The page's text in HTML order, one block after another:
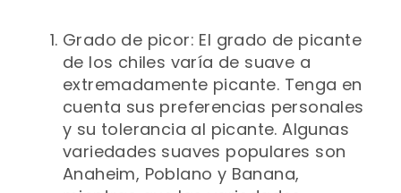
Grado de picor: El grado de picante
de los chiles varía de suave a
extremadamente picante. Tenga en
cuenta sus preferencias personales
y su tolerancia al picante. Algunas
variedades suaves populares son
Anaheim, Poblano y Banana,